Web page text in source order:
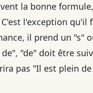
la bonne
C'est l'exception qu'il
il prend un "s"
"de" doit être
pas "Il est plein